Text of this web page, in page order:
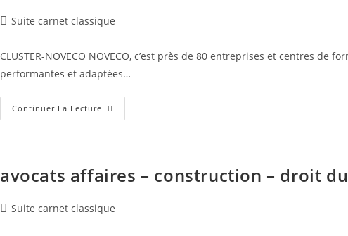
PostSuite carnet classique
CLUSTER-NOVECO NOVECO, c’est près de 80 entreprises et centres
performantes et adaptées…
Continuer La Lecture Expertises
avocats affaires – construction – droit
PostSuite carnet classique